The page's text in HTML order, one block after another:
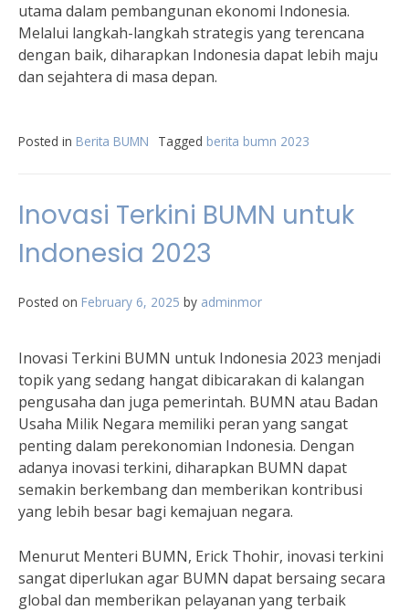
utama dalam pembangunan ekonomi Indonesia.
Melalui langkah-langkah strategis yang terencana
dengan baik, diharapkan Indonesia dapat lebih maju
dan sejahtera di masa depan.
Posted in Berita BUMN Tagged berita bumn 2023
Inovasi Terkini BUMN untuk
Indonesia 2023
Posted on February 6, 2025 by adminmor
Inovasi Terkini BUMN untuk Indonesia 2023 menjadi
topik yang sedang hangat dibicarakan di kalangan
pengusaha dan juga pemerintah. BUMN atau Badan
Usaha Milik Negara memiliki peran yang sangat
penting dalam perekonomian Indonesia. Dengan
adanya inovasi terkini, diharapkan BUMN dapat
semakin berkembang dan memberikan kontribusi
yang lebih besar bagi kemajuan negara.
Menurut Menteri BUMN, Erick Thohir, inovasi terkini
sangat diperlukan agar BUMN dapat bersaing secara
global dan memberikan pelayanan yang terbaik